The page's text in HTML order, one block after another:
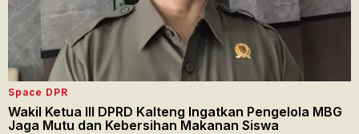
Space DPR
Wakil Ketua III DPRD Kalteng Ingatkan Pengelola MBG
Jaga Mutu dan Kebersihan Makanan Siswa